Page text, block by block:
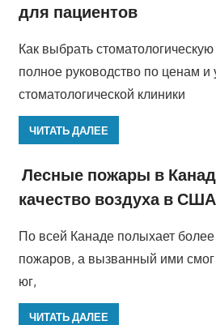
для пациентов
Как выбрать
полное руководство по ценам
стоматологической клиники
ЧИТАТЬ ДАЛЕЕ
Лесные пожары в
качество воздуха в США
По всей Канаде полыхает
пожаров, а вызванный ими смог
юг,
ЧИТАТЬ ДАЛЕЕ